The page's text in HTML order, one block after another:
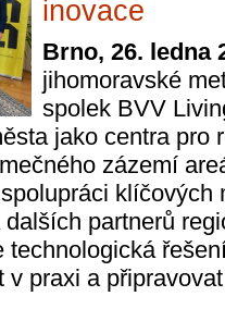
inovace
Brno, 26. ledna
jihomoravské
spolek BVV
jako centra pro
zázemí
klíčových
partnerů
technologická
v praxi a